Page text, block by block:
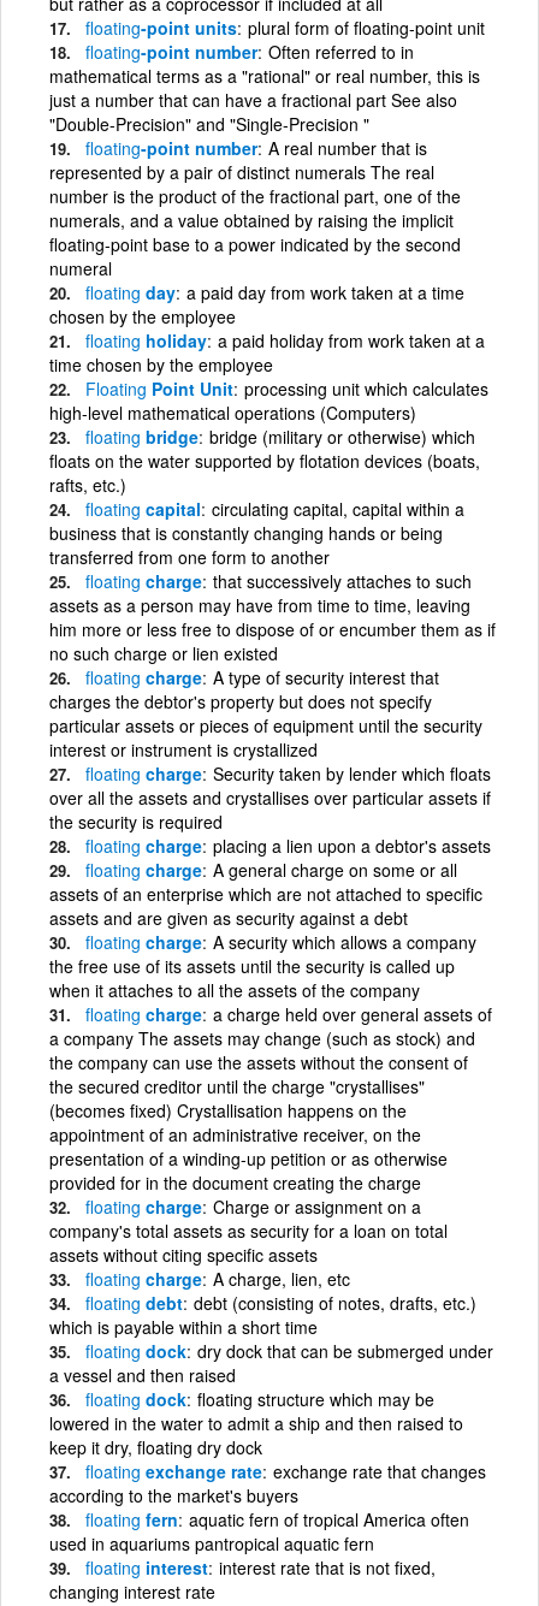
floating-point units plural form of floating-point unit
floating-point number Often referred to in
mathematical terms as a "rational" or real number, this is
just a number that can have a fractional part See also
"Double-Precision" and "Single-Precision "
floating-point number A real number that is
represented by a pair of distinct numerals The real
number is the product of the fractional part, one of the
numerals, and a value obtained by raising the implicit
floating-point base to a power indicated by the second
numeral
floating day a paid day from work taken at a time
chosen by the employee
floating holiday a paid holiday from work taken at a
time chosen by the employee
Floating Point Unit processing unit which calculates
high-level mathematical operations (Computers)
floating bridge bridge (military or otherwise) which
floats on the water supported by flotation devices (boats,
rafts, etc.)
floating capital circulating capital, capital within a
business that is constantly changing hands or being
transferred from one form to another
floating charge that successively attaches to such
assets as a person may have from time to time, leaving
him more or less free to dispose of or encumber them as if
no such charge or lien existed
floating charge A type of security interest that
charges the debtor's property but does not specify
particular assets or pieces of equipment until the security
interest or instrument is crystallized
floating charge Security taken by lender which floats
over all the assets and crystallises over particular assets if
the security is required
floating charge placing a lien upon a debtor's assets
floating charge A general charge on some or all
assets of an enterprise which are not attached to specific
assets and are given as security against a debt
floating charge A security which allows a company
the free use of its assets until the security is called up
when it attaches to all the assets of the company
floating charge a charge held over general assets of
a company The assets may change (such as stock) and
the company can use the assets without the consent of
the secured creditor until the charge "crystallises"
(becomes fixed) Crystallisation happens on the
appointment of an administrative receiver, on the
presentation of a winding-up petition or as otherwise
provided for in the document creating the charge
floating charge Charge or assignment on a
company's total assets as security for a loan on total
assets without citing specific assets
floating charge A charge, lien, etc
floating debt debt (consisting of notes, drafts, etc.)
which is payable within a short time
floating dock dry dock that can be submerged under
a vessel and then raised
floating dock floating structure which may be
lowered in the water to admit a ship and then raised to
keep it dry, floating dry dock
floating exchange rate exchange rate that changes
according to the market's buyers
floating fern aquatic fern of tropical America often
used in aquariums pantropical aquatic fern
floating interest interest rate that is not fixed,
changing interest rate